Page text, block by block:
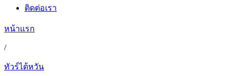
ติดต่อเรา
หน้าแรก
/
ทัวร์ไต้หวัน